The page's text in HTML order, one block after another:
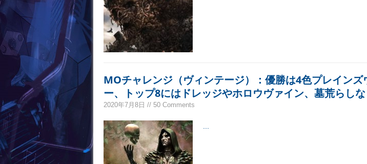
MOチャレンジ（ヴィンテージ）：優勝は4色プレインズ
ー、トップ8にはドレッジやホロウヴァイン、墓荒らし
2020年7月8日 // 50 Comments
...